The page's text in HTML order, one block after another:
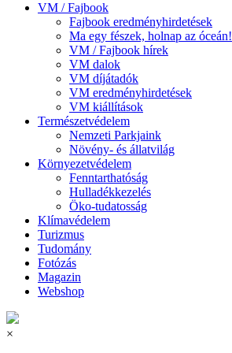
VM / Fajbook
Fajbook eredményhirdetések
Ma egy fészek, holnap az óceán!
VM / Fajbook hírek
VM dalok
VM díjátadók
VM eredményhirdetések
VM kiállítások
Természetvédelem
Nemzeti Parkjaink
Növény- és állatvilág
Környezetvédelem
Fenntarthatóság
Hulladékkezelés
Öko-tudatosság
Klímavédelem
Turizmus
Tudomány
Fotózás
Magazin
Webshop
×